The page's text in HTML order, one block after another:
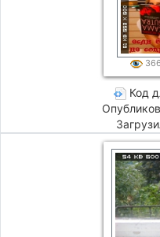
Код